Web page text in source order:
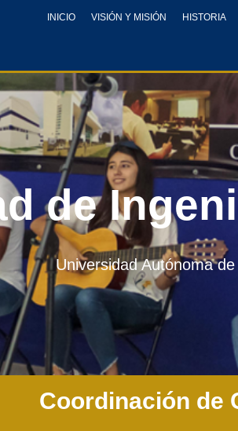
INICIO VISIÓN Y MISIÓN HISTORIA
de
Universidad Autónoma
Coordinación de